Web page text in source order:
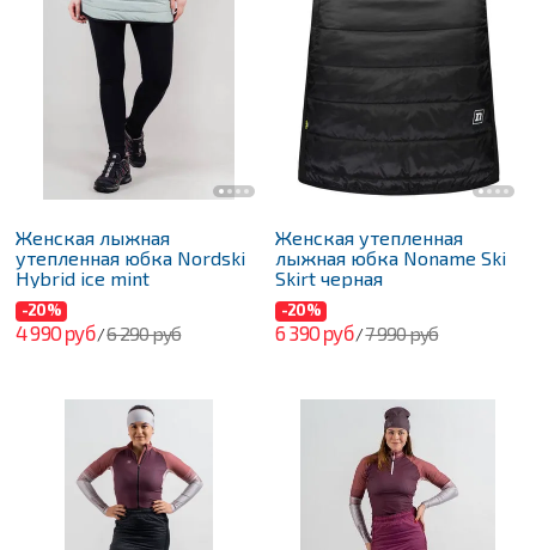
Женская лыжная
утепленная юбка Nordski
Hybrid ice mint
-20%
4 990 руб/6 290 руб
Женская утепленная
лыжная юбка Noname Ski
Skirt черная
-20%
6 390 руб/7 990 руб